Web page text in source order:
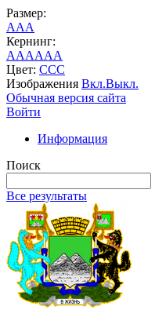
Размер:
AAA
Кернинг:
AAAAAA
Цвет: CCC
Изображения Вкл.Выкл.
Обычная версия сайта
Войти
Информация
Поиск
Все результаты